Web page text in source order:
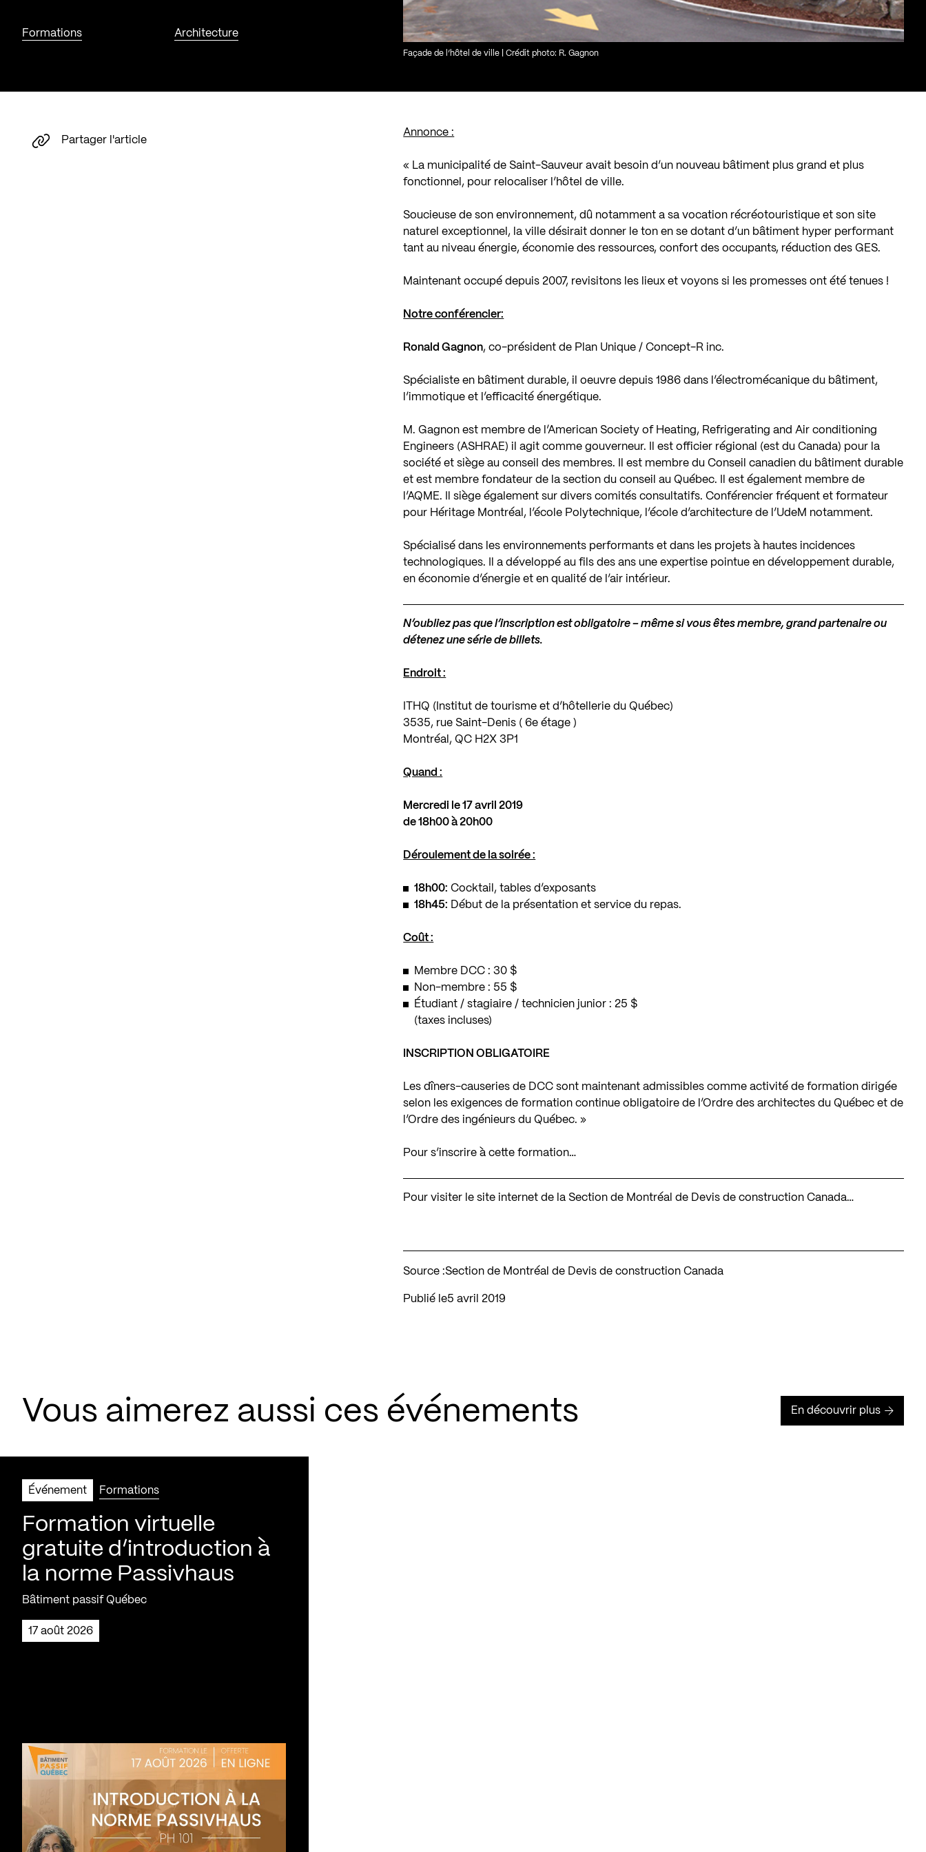
Formations Architecture
Façade de l’hôtel de ville | Crédit photo: R. Gagnon
Annonce :
« La municipalité de Saint-Sauveur avait besoin d’un nouveau bâtiment plus grand et plus
fonctionnel, pour relocaliser l’hôtel de ville.
Soucieuse de son environnement, dû notamment a sa vocation récréotouristique et son site
naturel exceptionnel, la ville désirait donner le ton en se dotant d’un bâtiment hyper performant
tant au niveau énergie, économie des ressources, confort des occupants, réduction des GES.
Maintenant occupé depuis 2007, revisitons les lieux et voyons si les promesses ont été tenues !
Notre conférencier:
Ronald Gagnon, co-président de Plan Unique / Concept-R inc.
Spécialiste en bâtiment durable, il oeuvre depuis 1986 dans l’électromécanique du bâtiment,
l’immotique et l’efficacité énergétique.
M. Gagnon est membre de l’American Society of Heating, Refrigerating and Air conditioning
Engineers (ASHRAE) il agit comme gouverneur. Il est officier régional (est du Canada) pour la
société et siège au conseil des membres. Il est membre du Conseil canadien du bâtiment durable
et est membre fondateur de la section du conseil au Québec. Il est également membre de
l’AQME. Il siège également sur divers comités consultatifs. Conférencier fréquent et formateur
pour Héritage Montréal, l’école Polytechnique, l’école d’architecture de l’UdeM notamment.
Spécialisé dans les environnements performants et dans les projets à hautes incidences
technologiques. Il a développé au fils des ans une expertise pointue en développement durable,
en économie d’énergie et en qualité de l’air intérieur.
N’oubliez pas que l’inscription est obligatoire – même si vous êtes membre, grand partenaire ou
détenez une série de billets.
Endroit :
ITHQ (Institut de tourisme et d’hôtellerie du Québec)
3535, rue Saint-Denis ( 6e étage )
Montréal, QC H2X 3P1
Quand :
Mercredi le 17 avril 2019
de 18h00 à 20h00
Déroulement de la soirée :
18h00: Cocktail, tables d’exposants
18h45: Début de la présentation et service du repas.
Coût :
Membre DCC : 30 $
Non-membre : 55 $
Étudiant / stagiaire / technicien junior : 25 $
(taxes incluses)
INSCRIPTION OBLIGATOIRE
Les dîners-causeries de DCC sont maintenant admissibles comme activité de formation dirigée
selon les exigences de formation continue obligatoire de l’Ordre des architectes du Québec et de
l’Ordre des ingénieurs du Québec. »
Pour s’inscrire à cette formation…
Pour visiter le site internet de la Section de Montréal de Devis de construction Canada…
Source :Section de Montréal de Devis de construction Canada
Publié le 5 avril 2019
Partager l'article
Vous aimerez aussi ces événements En découvrir plus
Événement Formations
Formation virtuelle
gratuite d’introduction à
la norme Passivhaus
Bâtiment passif Québec
17 août 2026